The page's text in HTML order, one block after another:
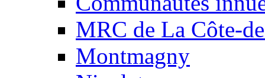
MRC de La Côte-
Montmagny